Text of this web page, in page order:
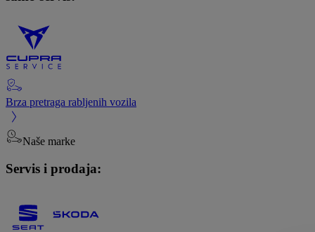
Brza pretraga rabljenih vozila
Naše marke
Servis i prodaja: